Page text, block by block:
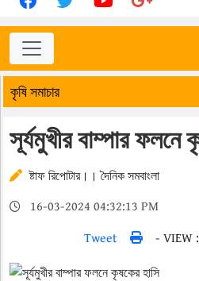
কৃষি সমাচার
সূর্যমুখীর বাম্পার ফলনে
ষ্টাফ রিপোটার।। দৈনিক সমবাংলা
16-03-2024 04:32:13 PM
Tweet
- VIEW